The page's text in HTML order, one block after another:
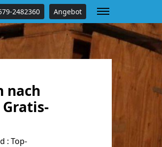
2482360 Angebot
nach
: Top-